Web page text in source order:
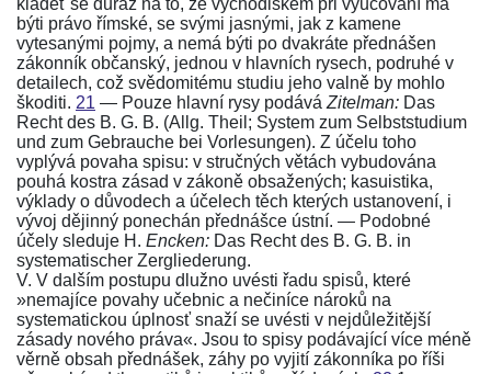
kladeť se důraz na to, že východiskem při vyučování má
býti právo římské, se svými jasnými, jak z kamene
vytesanými pojmy, a nemá býti po dvakráte přednášen
zákonník občanský, jednou v hlavních rysech, podruhé v
detailech, což svědomitému studiu jeho valně by mohlo
škoditi. 21 — Pouze hlavní rysy podává Zitelman: Das
Recht des B. G. B. (Allg. Theil; System zum Selbststudium
und zum Gebrauche bei Vorlesungen). Z účelu toho
vyplývá povaha spisu: v stručných větách vybudována
pouhá kostra zásad v zákoně obsažených; kasuistika,
výklady o důvodech a účelech těch kterých ustanovení, i
vývoj dějinný ponechán přednášce ústní. — Podobné
účely sleduje H. Encken: Das Recht des B. G. B. in
systematischer Zergliederung.
V. V dalším postupu dlužno uvésti řadu spisů, které
»nemajíce povahy učebnic a nečiníce nároků na
systematickou úplnosť snaží se uvésti v nejdůležitější
zásady nového práva«. Jsou to spisy podávající více méně
věrně obsah přednášek, záhy po vyjití zákonníka po říši